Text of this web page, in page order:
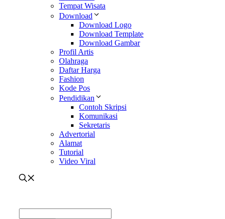
Tempat Wisata
Download
Download Logo
Download Template
Download Gambar
Profil Artis
Olahraga
Daftar Harga
Fashion
Kode Pos
Pendidikan
Contoh Skripsi
Komunikasi
Sekretaris
Advertorial
Alamat
Tutorial
Video Viral